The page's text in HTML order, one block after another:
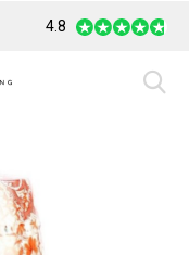
Safe Payment
4.8